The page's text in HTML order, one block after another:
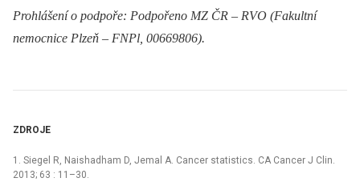
Prohlášení o podpoře: Podpořeno MZ ČR –⁠ RVO (Fakultní
nemocnice Plzeň –⁠ FNPl, 00669806).
ZDROJE
1. Siegel R, Naishadham D, Jemal A. Cancer statistics. CA Cancer J Clin.
2013; 63 : 11–30.